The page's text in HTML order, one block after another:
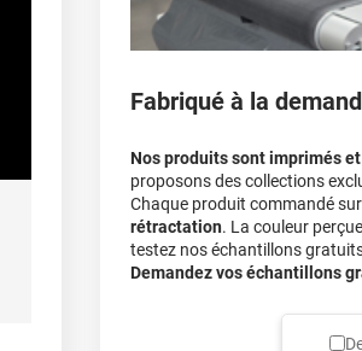
Fabriqué à la
Nos produits sont imprimés
proposons des collections
Chaque produit commandé
rétractation. La couleur
testez nos échantillons
Demandez vos échantillons